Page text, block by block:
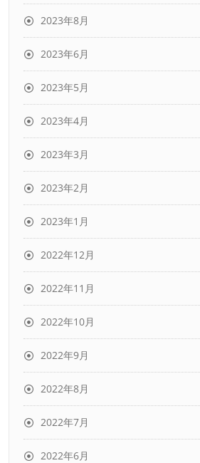
2023年8月
2023年6月
2023年5月
2023年4月
2023年3月
2023年2月
2023年1月
2022年12月
2022年11月
2022年10月
2022年9月
2022年8月
2022年7月
2022年6月